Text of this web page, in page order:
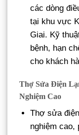
các dòng
tại khu vực
Giai. Kỹ
bệnh, hạn
cho khách
Thợ Sửa Điện
Nghiệm Cao
Thợ sửa
nghiệm cao,